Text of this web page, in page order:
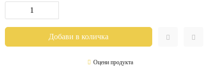
Оцени продукта